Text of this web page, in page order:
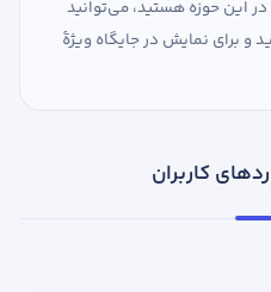
این حوزه هستید، می‌توانید
و برای نمایش در جایگاه ویژهٔ
کاربران